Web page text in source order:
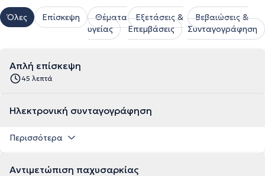
Όλες Επίσκεψη
Θέματα
υγείας
Εξετάσεις &
Επεμβάσεις
Βεβαιώσεις &
Συνταγογράφηση
Απλή επίσκεψη
45 λεπτά
Ηλεκτρονική συνταγογράφηση
Περισσότερα
Αντιμετώπιση παχυσαρκίας